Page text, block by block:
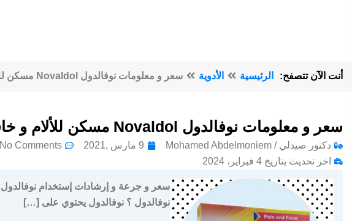
أنت الآن تتصفح: الرئيسية الأدوية سعر و معلومات نوفالدول Novaldol مسكن للألام و خافض للحرارة
سعر و معلومات نوفالدول Novaldol مسكن للألام و خافض للحرارة
دكتور صيدلي / Mohamed Abdelmoniem 9 مارس ,2021 No Comments
اخر تحديث بتاريخ 4 فبراير، 2024
نوفالدول ؟ نوفالدول يحتوي على […]